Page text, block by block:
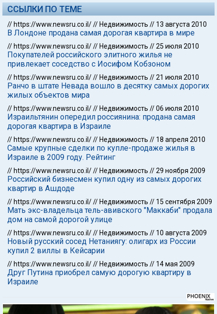
ССЫЛКИ ПО ТЕМЕ
// https://www.newsru.co.il/// Недвижимость // 13 августа 2010
В Лондоне продана самая дорогая квартира в мире
// https://www.newsru.co.il/// Недвижимость //25 июля 2010
Покупателей российского элитного жилья не
привлекает соседство с Иосифом Кобзоном
// https://www.newsru.co.il/// Недвижимость //21 июля 2010
Ранчо в штате Невада вошло в десятку самых дорогих
жилых объектов мира
// https://www.newsru.co.il/// Недвижимость //06 июля 2010
Израильтянин опередил россиянина: продана самая
дорогая квартира в Израиле
// https://www.newsru.co.il/// Недвижимость // 18 апреля 2010
Самые крупные сделки по купле-продаже жилья в
Израиле в 2009 году. Рейтинг
// https://www.newsru.co.il/// Недвижимость //29 ноября 2009
Российский бизнесмен купил одну из самых дорогих
квартир в Ашдоде
// https://www.newsru.co.il/// Недвижимость // 15 сентября 2009
Мать экс-владельца тель-авивского "Маккаби" продала
дом на самой дорогой улице
// https://www.newsru.co.il/// Недвижимость // 10 августа 2009
Новый русский сосед Нетаниягу: олигарх из России
купил 2 виллы в Кейсарии
// https://www.newsru.co.il/// Недвижимость // 14 мая 2009
Друг Путина приобрел самую дорогую квартиру в
Израиле